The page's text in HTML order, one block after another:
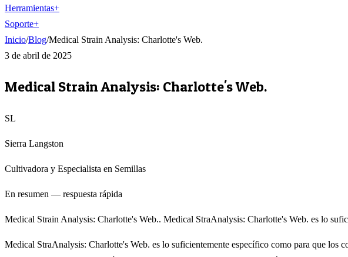
Herramientas+
Soporte+
Inicio/Blog/Medical Strain Analysis: Charlotte's Web.
3 de abril de 2025
Medical Strain Analysis: Charlotte's Web.
SL
Sierra Langston
Cultivadora y Especialista en Semillas
En resumen — respuesta rápida
Medical Strain Analysis: Charlotte's Web.. Medical StraAnalysis: Charlotte's Web. es lo
Medical StraAnalysis: Charlotte's Web. es lo suficientemente específico como para que los